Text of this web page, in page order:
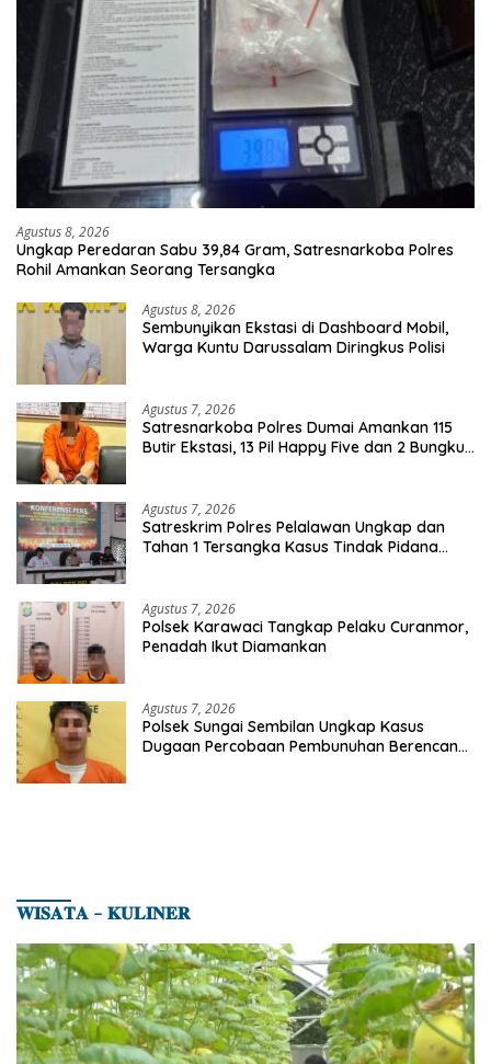
Agustus 8, 2026
Ungkap Peredaran Sabu 39,84 Gram, Satresnarkoba Polres
Rohil Amankan Seorang Tersangka
Agustus 8, 2026
Sembunyikan Ekstasi di Dashboard Mobil,
Warga Kuntu Darussalam Diringkus Polisi
Agustus 7, 2026
Satresnarkoba Polres Dumai Amankan 115
Butir Ekstasi, 13 Pil Happy Five dan 2 Bungkus
Agustus 7, 2026
Satreskrim Polres Pelalawan Ungkap dan
Tahan 1 Tersangka Kasus Tindak Pidana
Agustus 7, 2026
Polsek Karawaci Tangkap Pelaku Curanmor,
Penadah Ikut Diamankan
Agustus 7, 2026
Polsek Sungai Sembilan Ungkap Kasus
Dugaan Percobaan Pembunuhan Berencana,
𝐖𝐈𝐒𝐀𝐓𝐀 – 𝐊𝐔𝐋𝐈𝐍𝐄𝐑